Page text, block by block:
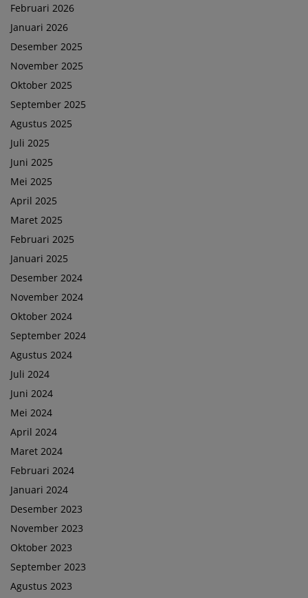
Februari 2026
Januari 2026
Desember 2025
November 2025
Oktober 2025
September 2025
Agustus 2025
Juli 2025
Juni 2025
Mei 2025
April 2025
Maret 2025
Februari 2025
Januari 2025
Desember 2024
November 2024
Oktober 2024
September 2024
Agustus 2024
Juli 2024
Juni 2024
Mei 2024
April 2024
Maret 2024
Februari 2024
Januari 2024
Desember 2023
November 2023
Oktober 2023
September 2023
Agustus 2023